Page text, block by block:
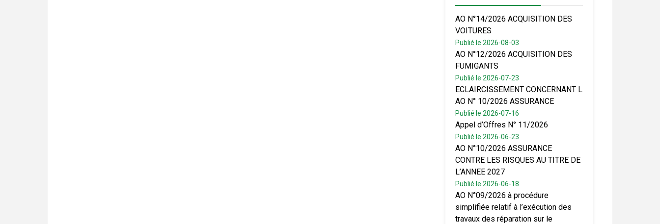
AO N°14/2026 ACQUISITION DES
VOITURES
Publié le 2026-08-03
AO N°12/2026 ACQUISITION DES
FUMIGANTS
Publié le 2026-07-23
ECLAIRCISSEMENT CONCERNANT L
AO N° 10/2026 ASSURANCE
Publié le 2026-07-16
Appel d’Offres N° 11/2026
Publié le 2026-06-23
AO N°10/2026 ASSURANCE
CONTRE LES RISQUES AU TITRE DE
L’ANNEE 2027
Publié le 2026-06-18
AO N°09/2026 à procédure
simplifiée relatif à l’exécution des
travaux des réparation sur le